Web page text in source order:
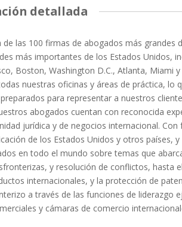
detallada
de las 100 firmas de abogados más
más importantes de los Estados Unidos,
Boston, Washington D.C., Atlanta, Miami
nuestras oficinas y áreas de práctica, lo
para representar a nuestros
abogados cuentan con reconocida
jurídica y de negocios internacional.
de los Estados Unidos y otros países,
en todo el mundo sobre temas que
y resolución de conflictos, hasta
internacionales, y la protección de
a través de las funciones de liderazgo
y cámaras de comercio